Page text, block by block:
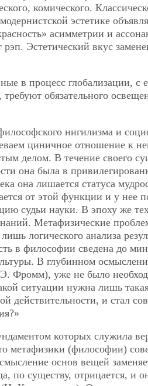
комического.
эстетике
асимметрии и
Эстетический вкус
в процесс глобализации, с
требуют обязательного
нигилизма и
циничное отношение к
делом. В течение своего
она была в
она лишается статуса
от этой функции и у нее
судьи науки. В эпоху же
Метафизические
логического анализа
в философии сведена до
В глубинном
Фромм), уже не было
ситуации нужна лишь
действительности, и стал
которых служила
метафизики (философии)
основ вещей
существу, отрицается, и